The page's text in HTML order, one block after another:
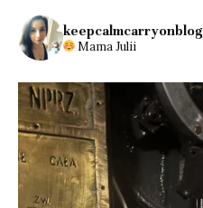
keepcalmcarryonblog
Mama Julii